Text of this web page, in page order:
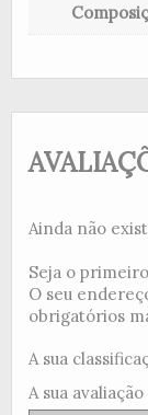
Ainda não
Seja o
O seu
obrigatórios
A sua
A sua